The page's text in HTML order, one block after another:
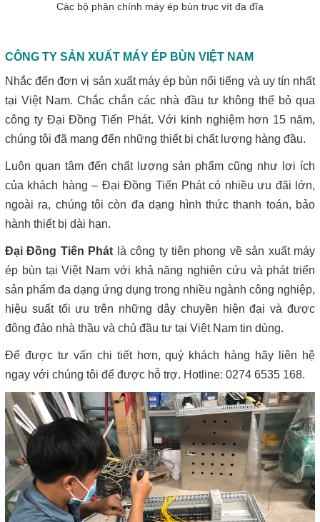
Các bộ phận chính máy ép bùn trục vít đa đĩa
CÔNG TY SẢN XUẤT MÁY ÉP BÙN VIỆT NAM
Nhắc đến đơn vị sản xuất máy ép bùn nổi tiếng và uy tín nhất
tại Việt Nam. Chắc chắn các nhà đầu tư không thể bỏ qua
công ty Đại Đồng Tiến Phát. Với kinh nghiệm hơn 15 năm,
chúng tôi đã mang đến những thiết bị chất lượng hàng đầu.
Luôn quan tâm đến chất lượng sản phẩm cũng như lợi ích
của khách hàng – Đại Đồng Tiến Phát có nhiều ưu đãi lớn,
ngoài ra, chúng tôi còn đa dạng hình thức thanh toán, bảo
hành thiết bị dài hạn.
Đại Đồng Tiến Phát là công ty tiên phong về sản xuất máy
ép bùn tại Việt Nam với khả năng nghiên cứu và phát triển
sản phẩm đa dạng ứng dụng trong nhiều ngành công nghiệp,
hiệu suất tối ưu trên những dây chuyền hiện đại và được
đông đảo nhà thầu và chủ đầu tư tại Việt Nam tin dùng.
Để được tư vấn chi tiết hơn, quý khách hàng hãy liên hệ
ngay với chúng tôi để được hỗ trợ. Hotline: 0274 6535 168.